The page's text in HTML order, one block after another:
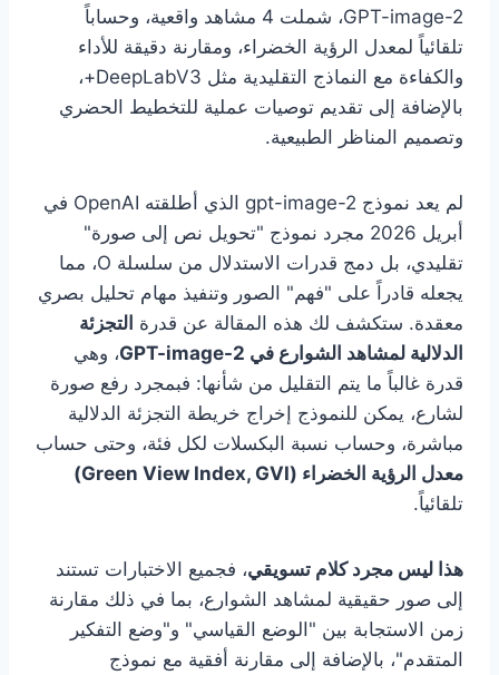
GPT-image-2، شملت 4 مشاهد واقعية، وحساباً
تلقائياً لمعدل الرؤية الخضراء، ومقارنة دقيقة للأداء
والكفاءة مع النماذج التقليدية مثل DeepLabV3+،
بالإضافة إلى تقديم توصيات عملية للتخطيط الحضري
وتصميم المناظر الطبيعية.
لم يعد نموذج gpt-image-2 الذي أطلقته OpenAI في
أبريل 2026 مجرد نموذج "تحويل نص إلى صورة"
تقليدي، بل دمج قدرات الاستدلال من سلسلة O، مما
يجعله قادراً على "فهم" الصور وتنفيذ مهام تحليل بصري
معقدة. ستكشف لك هذه المقالة عن قدرة التجزئة
الدلالية لمشاهد الشوارع في GPT-image-2
، وهي
قدرة غالباً ما يتم التقليل من شأنها: فبمجرد رفع صورة
لشارع، يمكن للنموذج إخراج خريطة التجزئة الدلالية
مباشرة، وحساب نسبة البكسلات لكل فئة، وحتى حساب
معدل الرؤية الخضراء (Green View Index, GVI)
تلقائياً.
هذا ليس مجرد كلام تسويقي، فجميع الاختبارات تستند
إلى صور حقيقية لمشاهد الشوارع، بما في ذلك مقارنة
زمن الاستجابة بين "الوضع القياسي" و"وضع التفكير
المتقدم"، بالإضافة إلى مقارنة أفقية مع نموذج